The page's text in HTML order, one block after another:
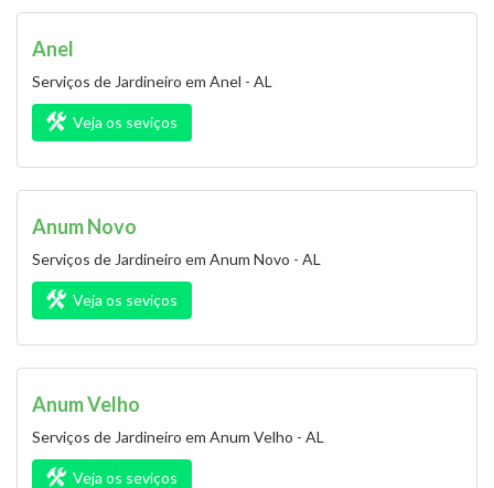
Anel
Serviços de Jardineiro em Anel - AL
Veja os seviços
Anum Novo
Serviços de Jardineiro em Anum Novo - AL
Veja os seviços
Anum Velho
Serviços de Jardineiro em Anum Velho - AL
Veja os seviços